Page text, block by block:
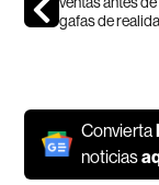
gafas de
Convierta
noticias